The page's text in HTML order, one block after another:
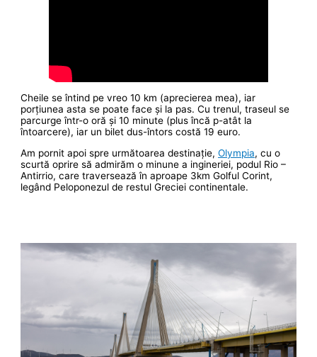
Cheile se întind pe vreo 10 km (aprecierea mea), iar
porțiunea asta se poate face și la pas. Cu trenul, traseul se
parcurge într-o oră și 10 minute (plus încă p-atât la
întoarcere), iar un bilet dus-întors costă 19 euro.
Am pornit apoi spre următoarea destinație,Olympia, cu o
scurtă oprire să admirăm o minune a ingineriei, podul Rio –
Antirrio, care traversează în aproape 3km Golful Corint,
legând Peloponezul de restul Greciei continentale.